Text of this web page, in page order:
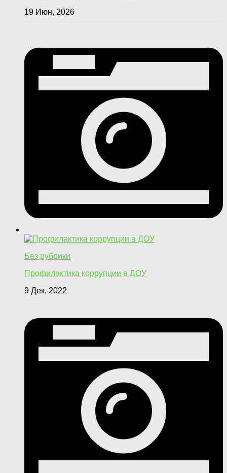
19 Июн, 2026
Без рубрики
Профилактика коррупции в ДОУ
9 Дек, 2022